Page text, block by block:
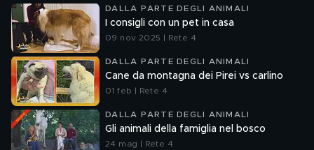
DALLA PARTE DEGLI ANIMALI
I consigli con un pet in casa
09 nov 2025 | Rete 4
DALLA PARTE DEGLI ANIMALI
Cane da montagna dei Pirei vs carlino
01 feb | Rete 4
DALLA PARTE DEGLI ANIMALI
Gli animali della famiglia nel bosco
24 mag | Rete 4